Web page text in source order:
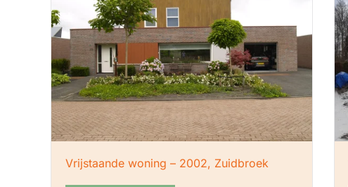
Vrijstaande woning – 2002, Zuidbroek